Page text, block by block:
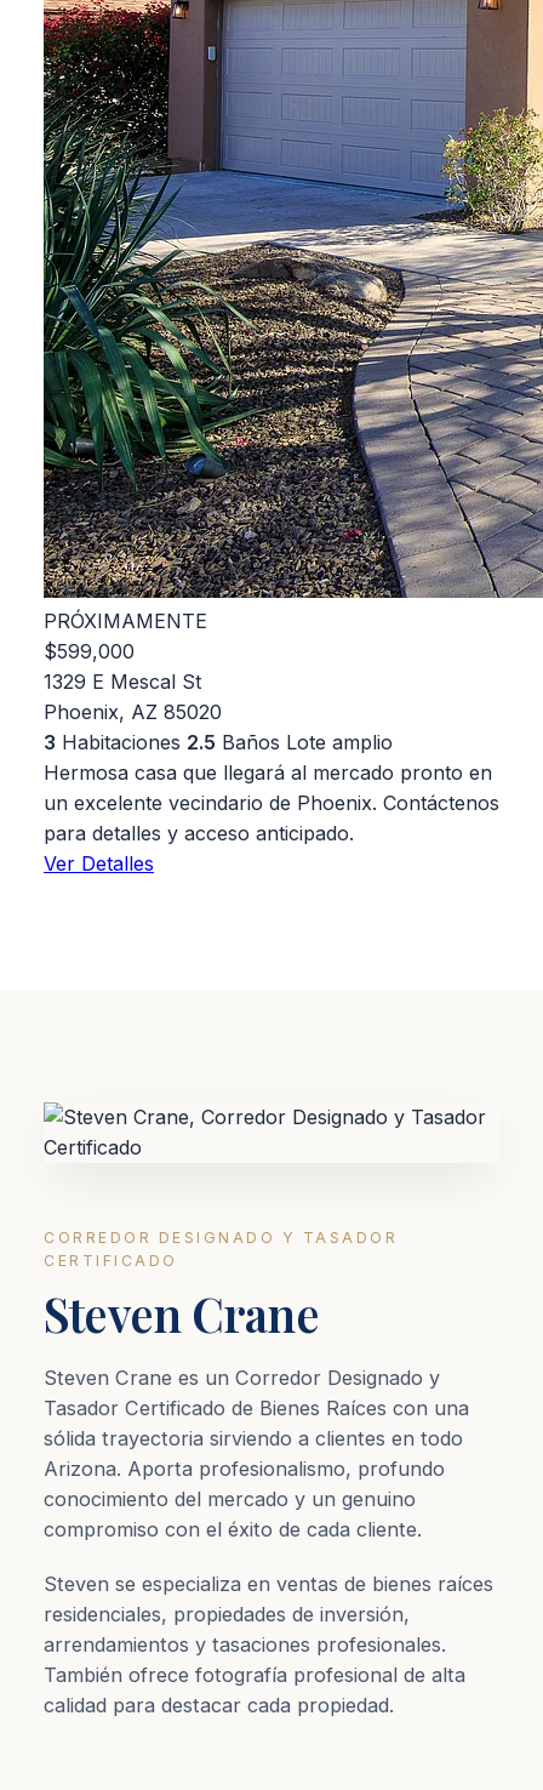
PRÓXIMAMENTE
$599,000
1329 E Mescal St
Phoenix, AZ 85020
3 Habitaciones 2.5 Baños Lote amplio
Hermosa casa que llegará al mercado pronto en
un excelente vecindario de Phoenix. Contáctenos
para detalles y acceso anticipado.
Ver Detalles
CORREDOR DESIGNADO Y TASADOR
CERTIFICADO
Steven Crane
Steven Crane es un Corredor Designado y
Tasador Certificado de Bienes Raíces con una
sólida trayectoria sirviendo a clientes en todo
Arizona. Aporta profesionalismo, profundo
conocimiento del mercado y un genuino
compromiso con el éxito de cada cliente.
Steven se especializa en ventas de bienes raíces
residenciales, propiedades de inversión,
arrendamientos y tasaciones profesionales.
También ofrece fotografía profesional de alta
calidad para destacar cada propiedad.